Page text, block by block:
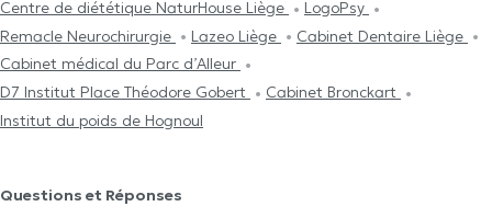
Centre de diététique NaturHouse Liège
LogoPsy
Remacle Neurochirurgie
Lazeo Liège
Cabinet Dentaire Liège
Cabinet médical du Parc d’Alleur
D7 Institut Place Théodore Gobert
Cabinet Bronckart
Institut du poids de Hognoul
Questions et Réponses